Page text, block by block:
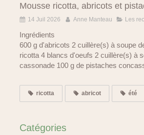
Mousse ricotta, abricots et
14 Juil 2026 Anne Manteau Les
Ingrédients
600 g d'abricots 2 cuillère(s) à soupe
ricotta 4 blancs d'oeufs 2 cuillère(s) à
cassonade 100 g de pistaches
ricotta abricot été
Catégories